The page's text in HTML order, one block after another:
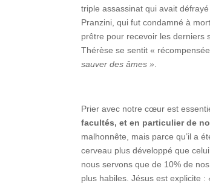
triple assassinat qui avait
Pranzini, qui fut condamné à
prêtre pour recevoir les derniers
Thérèse se sentit «
sauver des âmes »
Prier avec notre cœur est
facultés, et en particulier de
malhonnête, mais parce qu’il a
cerveau plus développé que
nous servons que de 10% de
plus habiles. Jésus est explicite :